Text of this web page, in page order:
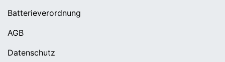
Batterieverordnung
AGB
Datenschutz